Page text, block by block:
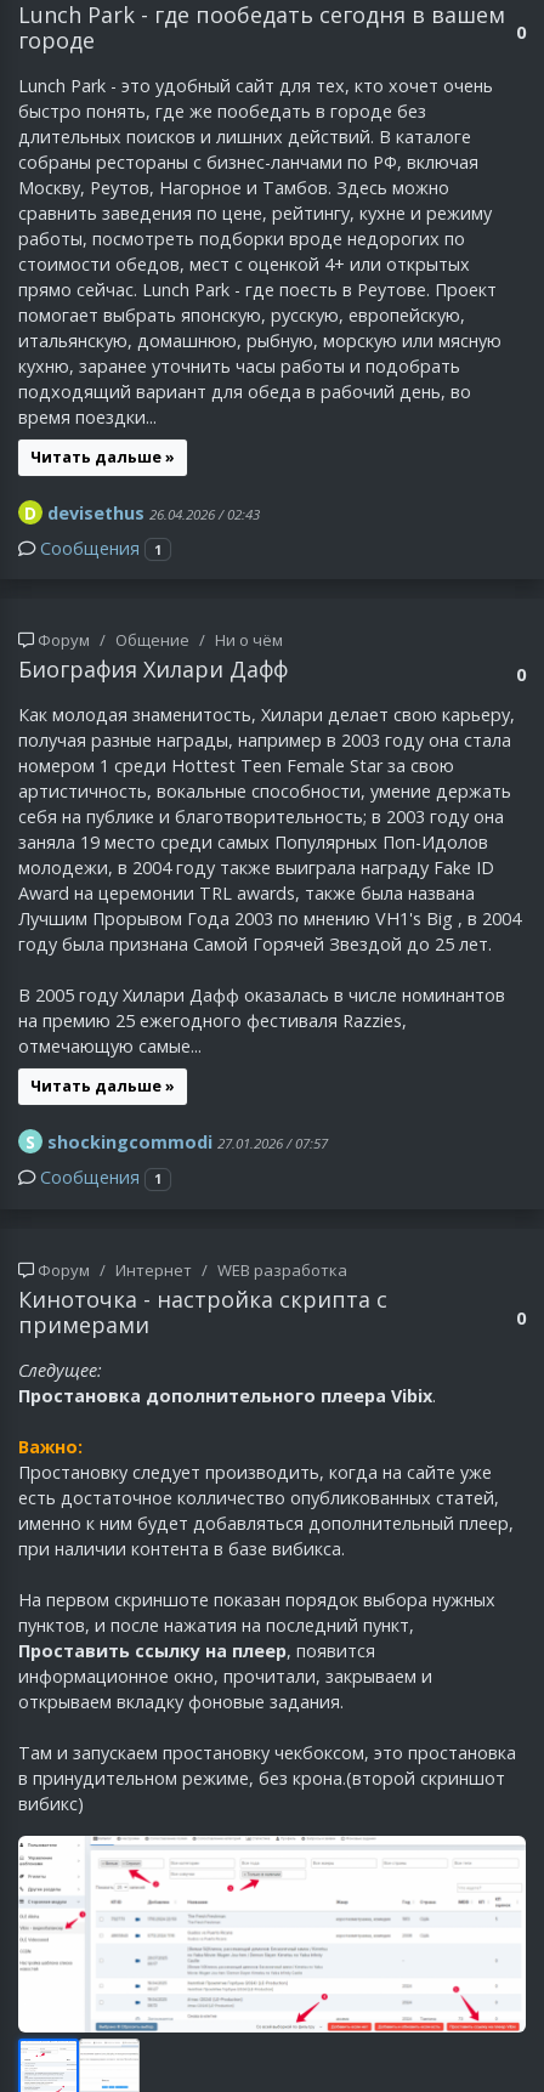
Lunch Park - где пообедать сегодня в вашем
городе
0
Lunch Park - это удобный сайт для тех, кто хочет очень
быстро понять, где же пообедать в городе без
длительных поисков и лишних действий. В каталоге
собраны рестораны с бизнес-ланчами по РФ, включая
Москву, Реутов, Нагорное и Тамбов. Здесь можно
сравнить заведения по цене, рейтингу, кухне и режиму
работы, посмотреть подборки вроде недорогих по
стоимости обедов, мест с оценкой 4+ или открытых
прямо сейчас. Lunch Park - где поесть в Реутове. Проект
помогает выбрать японскую, русскую, европейскую,
итальянскую, домашнюю, рыбную, морскую или мясную
кухню, заранее уточнить часы работы и подобрать
подходящий вариант для обеда в рабочий день, во
время поездки...
Читать дальше »
D devisethus 26.04.2026 / 02:43
Сообщения 1
Форум Общение Ни о чём
Биография Хилари Дафф
0
Как молодая знаменитость, Хилари делает свою карьеру,
получая разные награды, например в 2003 году она стала
номером 1 среди Hottest Teen Female Star за свою
артистичность, вокальные способности, умение держать
себя на публике и благотворительность; в 2003 году она
заняла 19 место среди самых Популярных Поп-Идолов
молодежи, в 2004 году также выиграла награду Fake ID
Award на церемонии TRL awards, также была названа
Лучшим Прорывом Года 2003 по мнению VH1's Big , в 2004
году была признана Самой Горячей Звездой до 25 лет.
В 2005 году Хилари Дафф оказалась в числе номинантов
на премию 25 ежегодного фестиваля Razzies,
отмечающую самые...
Читать дальше »
S shockingcommodi 27.01.2026 / 07:57
Сообщения 1
Форум Интернет WEB разработка
Киноточка - настройка скрипта с
примерами
0
Следущее:
Простановка дополнительного плеера Vibix.
Важно:
Простановку следует производить, когда на сайте уже
есть достаточное колличество опубликованных статей,
именно к ним будет добавляться дополнительный плеер,
при наличии контента в базе вибикса.
На первом скриншоте показан порядок выбора нужных
пунктов, и после нажатия на последний пункт,
Проставить ссылку на плеер, появится
информационное окно, прочитали, закрываем и
открываем вкладку фоновые задания.
Там и запускаем простановку чекбоксом, это простановка
в принудительном режиме, без крона.(второй скриншот
вибикс)